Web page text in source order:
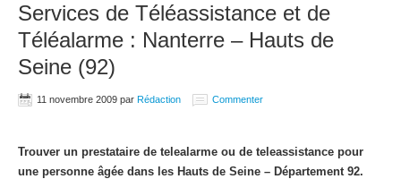
Services de Téléassistance et de
Téléalarme : Nanterre – Hauts de
Seine (92)
11 novembre 2009 par Rédaction Commenter
Trouver un prestataire de telealarme ou de teleassistance pour
une personne âgée dans les Hauts de Seine – Département 92.